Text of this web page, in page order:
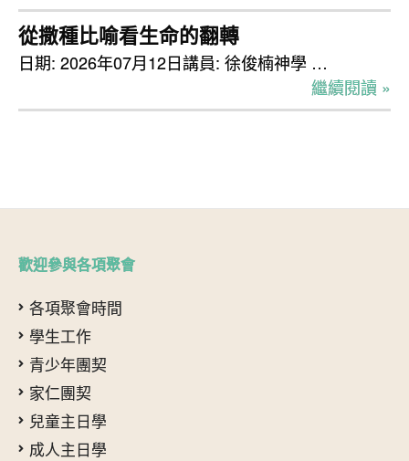
從撒種比喻看生命的翻轉
日期: 2026年07月12日講員: 徐俊楠神學 …
繼續閱讀 »
歡迎參與各項聚會
各項聚會時間
學生工作
青少年團契
家仁團契
兒童主日學
成人主日學